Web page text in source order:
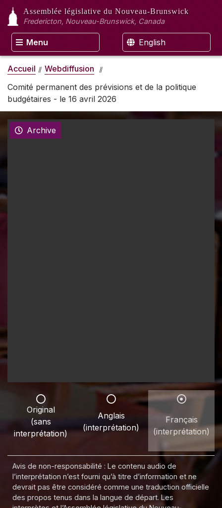
Assemblée législative du Nouveau-Brunswick
Fredericton, Nouveau-Brunswick, Canada
Menu English
Accueil
Webdiffusion
Comité permanent des prévisions et de la politique
budgétaires - le 16 avril 2026
Archive
Original
(sans
interprétation)
Anglais
(interprétation)
Français
(interprétation)
Avis de non-responsabilité : Le contenu audio de
l’interprétation n’est fourni qu’à titre d’information et ne
devrait pas être considéré comme une traduction officielle
des propos tenus dans la langue de départ. Les